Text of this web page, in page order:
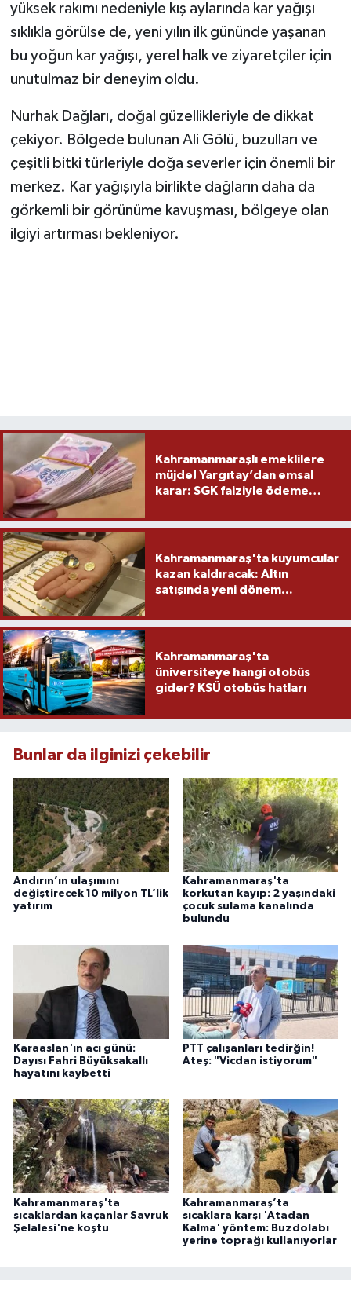
yüksek rakımı nedeniyle kış aylarında kar yağışı
sıklıkla görülse de, yeni yılın ilk gününde yaşanan
bu yoğun kar yağışı, yerel halk ve ziyaretçiler için
unutulmaz bir deneyim oldu.
Nurhak Dağları, doğal güzellikleriyle de dikkat
çekiyor. Bölgede bulunan Ali Gölü, buzulları ve
çeşitli bitki türleriyle doğa severler için önemli bir
merkez. Kar yağışıyla birlikte dağların daha da
görkemli bir görünüme kavuşması, bölgeye olan
ilgiyi artırması bekleniyor.
Kahramanmaraşlı emeklilere
müjde! Yargıtay’dan emsal
karar: SGK faiziyle ödeme
Kahramanmaraş'ta kuyumcular
kazan kaldıracak: Altın
satışında yeni dönem...
Kahramanmaraş'ta
üniversiteye hangi otobüs
gider? KSÜ otobüs hatları
Bunlar da ilginizi çekebilir
Andırın’ın ulaşımını
değiştirecek 10 milyon TL’lik
yatırım
Kahramanmaraş'ta
korkutan kayıp: 2 yaşındaki
çocuk sulama kanalında
bulundu
Karaaslan'ın acı günü:
Dayısı Fahri Büyüksakallı
hayatını kaybetti
PTT çalışanları tedirğin!
Ateş: "Vicdan istiyorum"
Kahramanmaraş'ta
sıcaklardan kaçanlar Savruk
Şelalesi'ne koştu
Kahramanmaraş’ta
sıcaklara karşı 'Atadan
Kalma' yöntem: Buzdolabı
yerine toprağı kullanıyorlar
KÜLTÜR SANAT